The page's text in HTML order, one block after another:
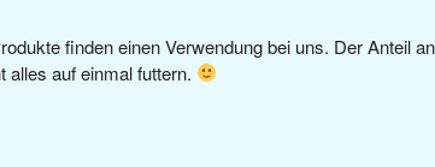
finden einen Verwendung bei uns. Der Anteil an
auf einmal futtern.